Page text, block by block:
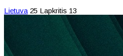
Lietuva 25 Lapkritis 13